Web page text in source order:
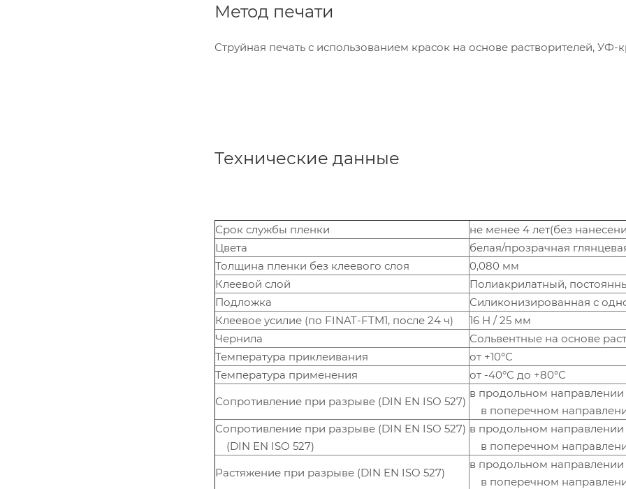
Метод печати
Струйная печать с использованием красок на основе растворителей, УФ-
Технические данные
Срок службы пленки
не менее 4 лет(без
Цвета
белая/прозрачная
Толщина пленки без клеевого слоя
0,080 мм
Клеевой слой
Полиакрилатный,
Подложка
Силиконизированная с
Клеевое усилие (по FINAT-FTM1, после 24 ч)
16 Н / 25 мм
Чернила
Сольвентные на основе
Температура приклеивания
от +10°С
Температура применения
от -40°С до +80°С
Сопротивление при разрыве (DIN EN ISO 527)
в продольном
в поперечном
Сопротивление при разрыве (DIN EN ISO 527)
(DIN EN ISO 527)
в продольном
в поперечном
Растяжение при разрыве (DIN EN ISO 527)
в продольном направлении
в поперечном